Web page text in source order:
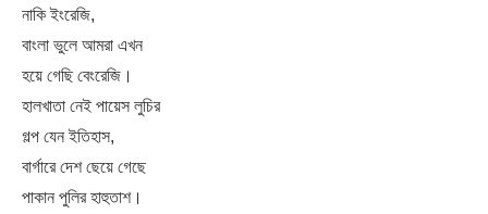
নাকি ইংরেজি,
বাংলা ভুলে আমরা এখন
হয়ে গেছি বেংরেজি।
হালখাতা নেই পায়েস লুচির
গল্প যেন ইতিহাস,
বার্গারে দেশ ছেয়ে গেছে
পাকান পুলির হাহুতাশ।